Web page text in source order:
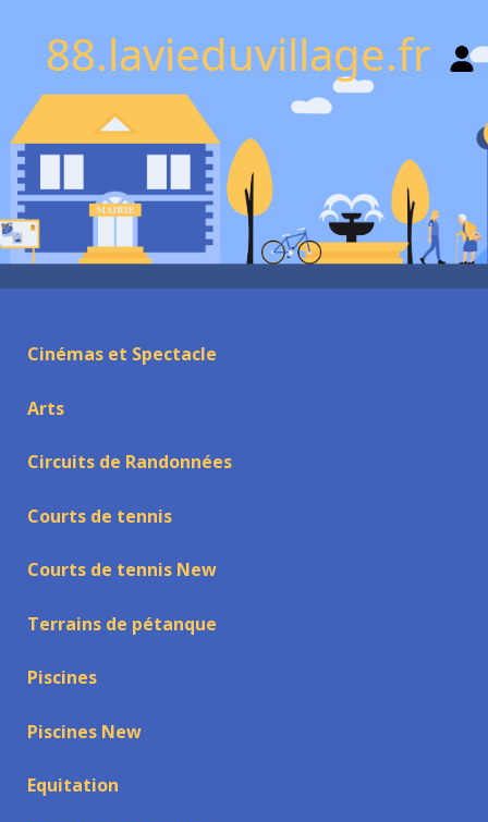
88.lavieduvillage.fr
Cinémas et Spectacle
Arts
Circuits de Randonnées
Courts de tennis
Courts de tennis New
Terrains de pétanque
Piscines
Piscines New
Equitation